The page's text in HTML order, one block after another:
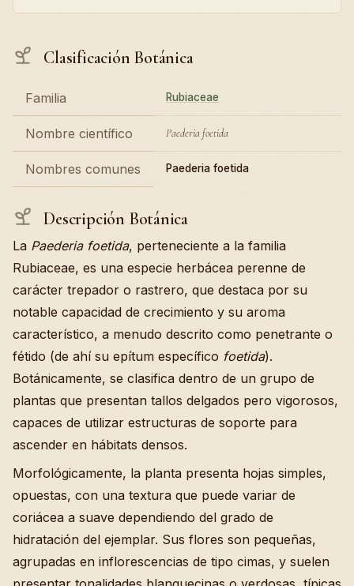
Clasificación Botánica
Familia Rubiaceae
Nombre científico Paederia foetida
Nombres comunes Paederia foetida
Descripción Botánica
La Paederia foetida, perteneciente a la familia
Rubiaceae, es una especie herbácea perenne de
carácter trepador o rastrero, que destaca por su
notable capacidad de crecimiento y su aroma
característico, a menudo descrito como penetrante o
fétido (de ahí su epítum específico foetida).
Botánicamente, se clasifica dentro de un grupo de
plantas que presentan tallos delgados pero vigorosos,
capaces de utilizar estructuras de soporte para
ascender en hábitats densos.
Morfológicamente, la planta presenta hojas simples,
opuestas, con una textura que puede variar de
coriácea a suave dependiendo del grado de
hidratación del ejemplar. Sus flores son pequeñas,
agrupadas en inflorescencias de tipo cimas, y suelen